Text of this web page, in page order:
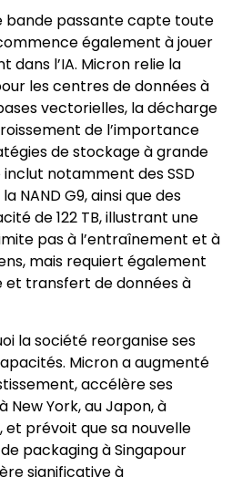
bande passante capte toute
également à jouer
dans l’IA. Micron relie la
les centres de données à
vectorielles, la décharge
de l’importance
de stockage à grande
notamment des SSD
NAND G9, ainsi que des
de 122 TB, illustrant une
pas à l’entraînement et à
mais requiert également
transfert de données à
la société reorganise ses
Micron a augmenté
accélère ses
New York, au Japon, à
et prévoit que sa nouvelle
packaging à Singapour
significative à